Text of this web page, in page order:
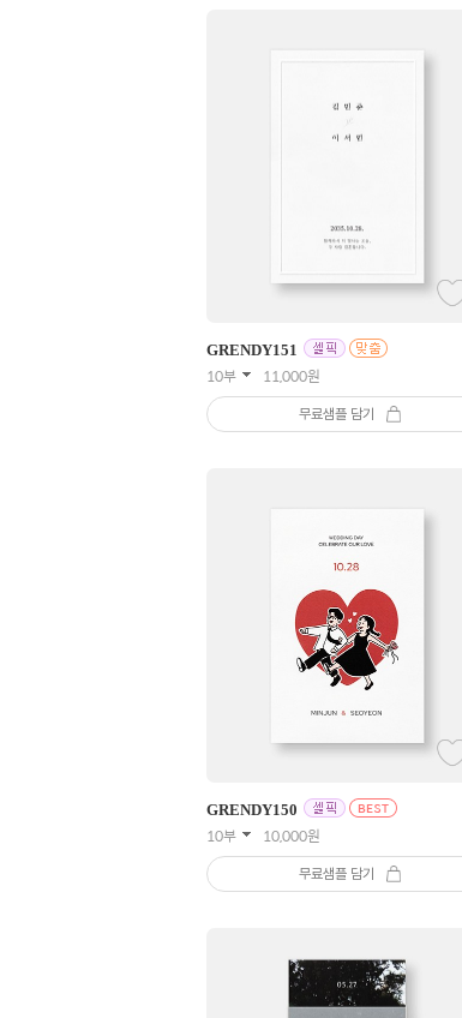
GRENDY151
10부 11,000원
무료샘플 담기
GRENDY150
10부 10,000원
무료샘플 담기